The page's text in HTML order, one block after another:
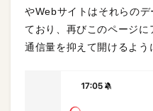
やWebサイトはそれらの
ており、再びこのページ
通信量を抑えて開けるよう